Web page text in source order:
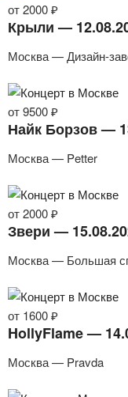
от 2000 ₽
Крыли —
Москва — Дизайн-
от 9500 ₽
Найк Борзов —
Москва — Petter
от 2000 ₽
Звери —
Москва — Большая
от 1600 ₽
HollyFlame —
Москва — Pravda